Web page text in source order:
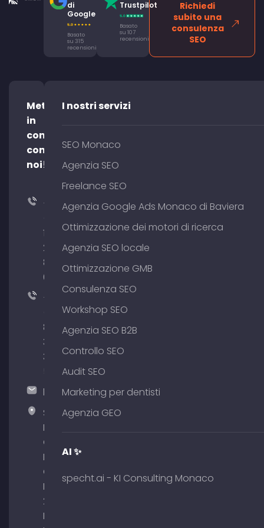
di
Google
Basato
su 315
recensioni
Trustpilot
Basato
su 107
recensioni
Richiedi
subito una
consulenza
SEO
Mettetevi
in
contatto
con
noi!
+49
176
204
801
64
+49
89
380
375
hallo@timospecht.de
Specht
Marketing
GmbH –
Palais am
Obelisk
Briennerstr.
29 80333
Monaco di
I nostri servizi
SEO Monaco
Agenzia SEO
Freelance SEO
Agenzia Google Ads Monaco di Baviera
Ottimizzazione dei motori di ricerca
Agenzia SEO locale
Ottimizzazione GMB
Consulenza SEO
Workshop SEO
Agenzia SEO B2B
Controllo SEO
Audit SEO
Marketing per dentisti
Agenzia GEO
AI ✨
specht.ai - KI Consulting Monaco